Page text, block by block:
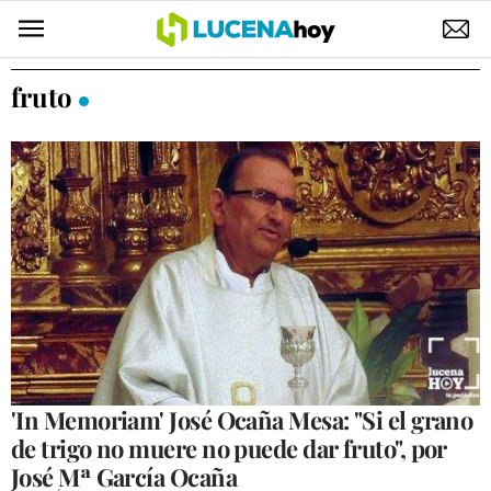
POLÍTICA
ELECCIONES
SUCESOS
ECONOMÍA
DESARROLLO LOCAL
LUCENA EMPRESAS
OCIO
COFRADÍAS
fruto
'In Memoriam' José Ocaña Mesa: "Si el grano
de trigo no muere no puede dar fruto", por
José Mª García Ocaña